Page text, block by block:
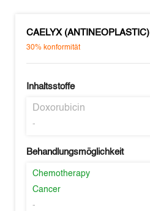
CAELYX (ANTINEOPLASTIC)
30% konformität
Inhaltsstoffe
Doxorubicin
-
Behandlungsmöglichkeit
Chemotherapy
Cancer
-